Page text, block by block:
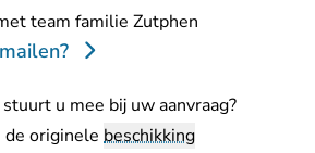
team familie Zutphen
u mee bij uw aanvraag?
de originele beschikking